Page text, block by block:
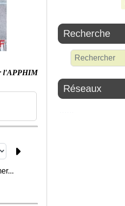
l'APPHIM
Recherche
Réseaux